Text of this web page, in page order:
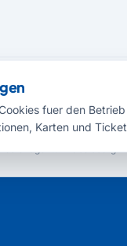
Babelsberg
fuer den
Karten und